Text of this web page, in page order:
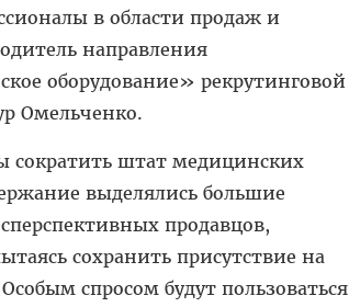
в области продаж и
направления
оборудование» рекрутинговой
Омельченко.
сократить штат медицинских
выделялись большие
продавцов,
сохранить присутствие на
спросом будут пользоваться